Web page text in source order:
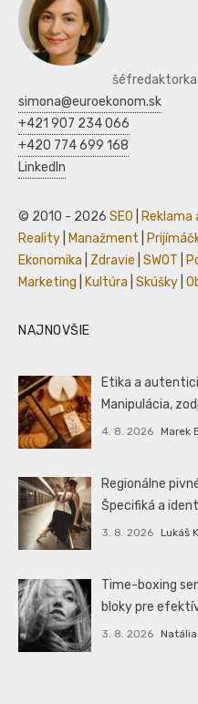
šéfredaktorka
simona@euroekonom.sk
+421 907 234 066
+420 774 699 168
LinkedIn
© 2010 - 2026 SEO Reklama
Reality
Manažment
Ekonomika
Zdravie SWOT
Marketing
Kultúra Skúšky
NAJNOVŠIE
Etika a
Manipulácia,
4. 8. 2026 Marek
Regionálne
Špecifiká a
3. 8. 2026 Lukáš
Time-boxing
bloky pre
3. 8. 2026